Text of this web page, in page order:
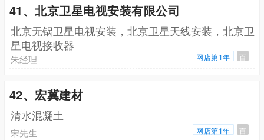
41、北京卫星电视安装有限公司
北京无锅卫星电视安装，北京卫星天线安装，北京卫
星电视接收器
朱经理 网店第1年 百
42、宏冀建材
清水混凝土
宋先生 网店第1年 百